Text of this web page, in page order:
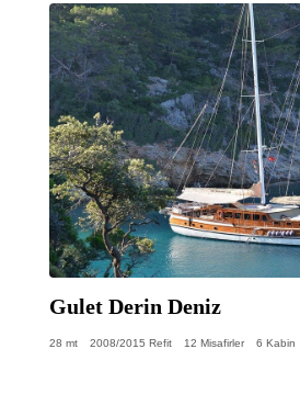
Gulet Derin Deniz
28 mt 2008/2015 Refit 12 Misafirler 6 Kabin